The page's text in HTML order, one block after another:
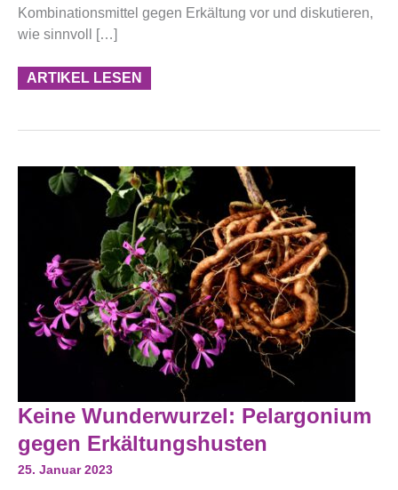
Kombinationsmittel gegen Erkältung vor und diskutieren,
wie sinnvoll […]
ARTIKEL LESEN
Keine Wunderwurzel: Pelargonium
gegen Erkältungshusten
25. Januar 2023
Keine
Wunderwurzel:
Pelargonium
Gegen
Erkältungshusten